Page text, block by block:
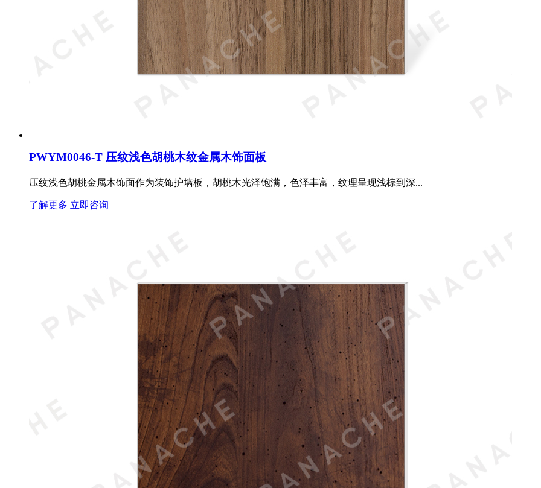
PWYM0046-T 压纹浅色胡桃木纹金属木饰面板
压纹浅色胡桃金属木饰面作为装饰护墙板，胡桃木光泽饱满，色泽丰富，纹理呈现浅棕到深...
了解更多 立即咨询